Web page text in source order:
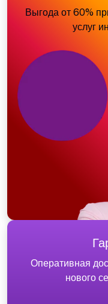
Выгода от 60%
услуг
Оперативная
нового